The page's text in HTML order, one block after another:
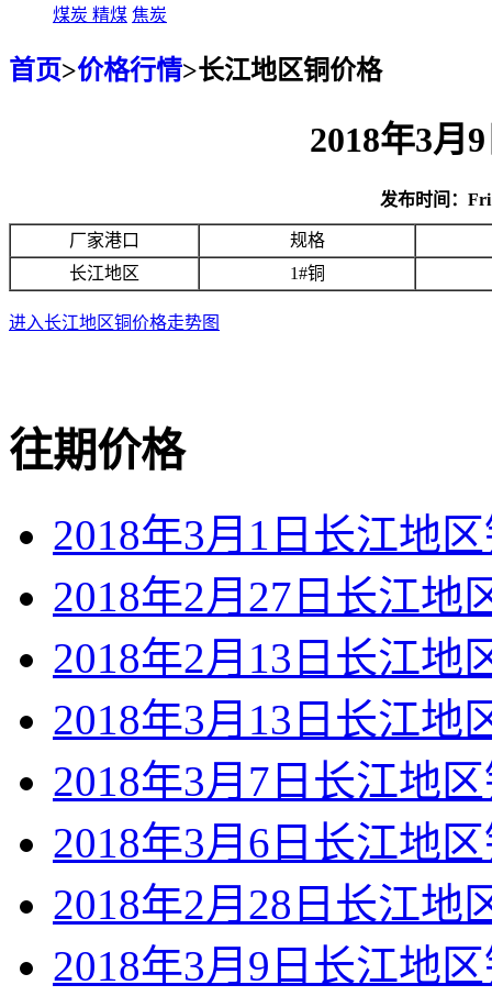
煤炭 精煤 焦炭
首页>价格行情>长江地区铜价格
2018年3月
发布时间：Fri
厂家港口
规格
长江地区
1#铜
进入长江地区铜价格走势图
往期价格
2018年3月1日长江地
2018年2月27日长江地
2018年2月13日长江地
2018年3月13日长江地
2018年3月7日长江地
2018年3月6日长江地
2018年2月28日长江地
2018年3月9日长江地